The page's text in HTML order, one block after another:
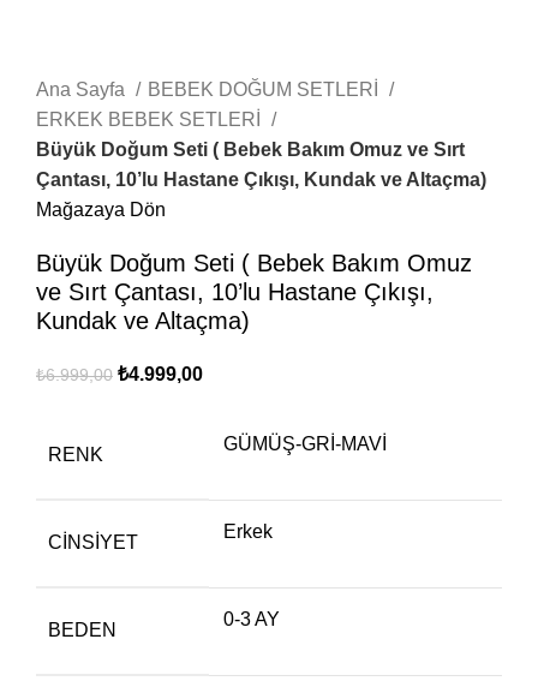
Ana Sayfa
BEBEK DOĞUM SETLERİ
ERKEK BEBEK SETLERİ
Büyük Doğum Seti ( Bebek Bakım Omuz ve Sırt
Çantası, 10’lu Hastane Çıkışı, Kundak ve Altaçma)
Mağazaya Dön
Büyük Doğum Seti ( Bebek Bakım Omuz
ve Sırt Çantası, 10’lu Hastane Çıkışı,
Kundak ve Altaçma)
₺6.999,00 ₺4.999,00
RENK
GÜMÜŞ-GRİ-MAVİ
CINSIYET
Erkek
BEDEN
0-3 AY